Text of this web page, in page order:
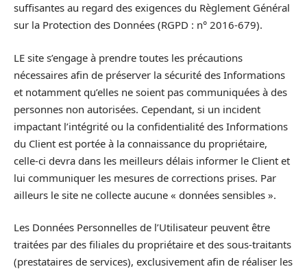
suffisantes au regard des exigences du Règlement Général
sur la Protection des Données (RGPD : n° 2016-679).
LE site s’engage à prendre toutes les précautions
nécessaires afin de préserver la sécurité des Informations
et notamment qu’elles ne soient pas communiquées à des
personnes non autorisées. Cependant, si un incident
impactant l’intégrité ou la confidentialité des Informations
du Client est portée à la connaissance du propriétaire,
celle-ci devra dans les meilleurs délais informer le Client et
lui communiquer les mesures de corrections prises. Par
ailleurs le site ne collecte aucune « données sensibles ».
Les Données Personnelles de l’Utilisateur peuvent être
traitées par des filiales du propriétaire et des sous-traitants
(prestataires de services), exclusivement afin de réaliser les